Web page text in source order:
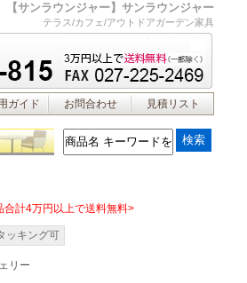
【サンラウンジャー】サンラウンジャー
テラス/カフェ/アウトドアガーデン家具
ガイド お問合わせ 見積リスト
合計4万円以上で送料無料>
ッキング可
リー